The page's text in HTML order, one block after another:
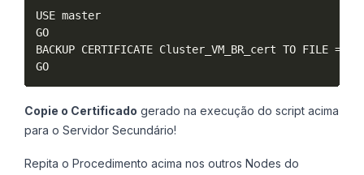
USE master
GO
BACKUP CERTIFICATE Cluster_VM_BR_cert TO FILE
GO
Copie o Certificado gerado na execução do script acima
para o Servidor Secundário!
Repita o Procedimento acima nos outros Nodes do